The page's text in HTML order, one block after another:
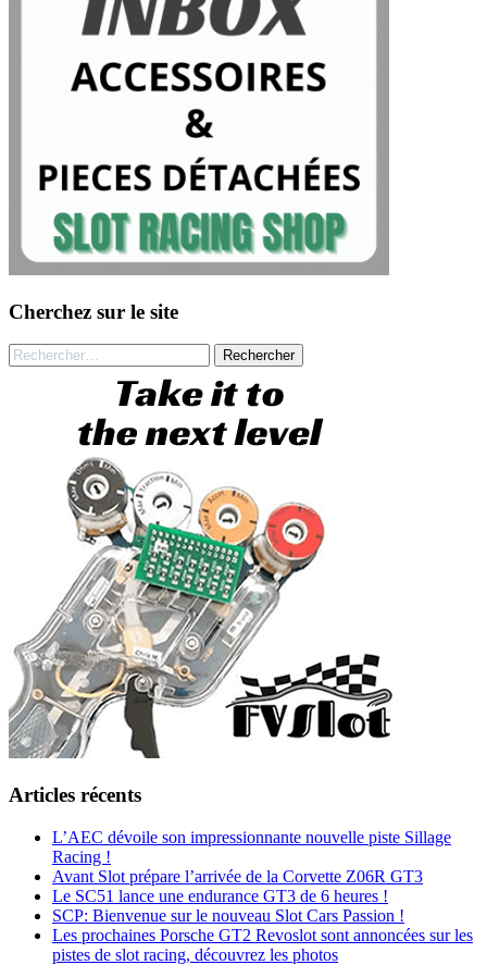
Cherchez sur le site
Rechercher :
Articles récents
L’AEC dévoile son impressionnante nouvelle piste Sillage
Racing !
Avant Slot prépare l’arrivée de la Corvette Z06R GT3
Le SC51 lance une endurance GT3 de 6 heures !
SCP: Bienvenue sur le nouveau Slot Cars Passion !
Les prochaines Porsche GT2 Revoslot sont annoncées sur les
pistes de slot racing, découvrez les photos